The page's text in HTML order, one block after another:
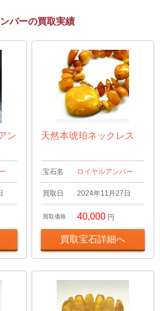
バーの買取実績
ン
天然本琥珀ネックレス
宝石名 ロイヤルアンバー
買取日 2024年11月27日
買取価格 40,000 円
買取宝石詳細へ